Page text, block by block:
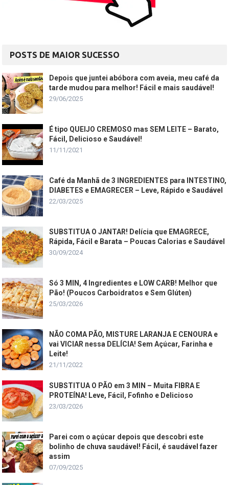
POSTS DE MAIOR SUCESSO
Depois que juntei abóbora com aveia, meu café da
tarde mudou para melhor! Fácil e mais saudável!
29/06/2025
É tipo QUEIJO CREMOSO mas SEM LEITE – Barato,
Fácil, Delicioso e Saudável!
11/11/2021
Café da Manhã de 3 INGREDIENTES para INTESTINO,
DIABETES e EMAGRECER – Leve, Rápido e Saudável
22/03/2025
SUBSTITUA O JANTAR! Delícia que EMAGRECE,
Rápida, Fácil e Barata – Poucas Calorias e Saudável
30/09/2024
Só 3 MIN, 4 Ingredientes e LOW CARB! Melhor que
Pão! (Poucos Carboidratos e Sem Glúten)
25/03/2026
NÃO COMA PÃO, MISTURE LARANJA E CENOURA e
vai VICIAR nessa DELÍCIA! Sem Açúcar, Farinha e
Leite!
21/11/2022
SUBSTITUA O PÃO em 3 MIN – Muita FIBRA E
PROTEÍNA! Leve, Fácil, Fofinho e Delicioso
23/03/2026
Parei com o açúcar depois que descobri este
bolinho de chuva saudável! Fácil, é saudável fazer
assim
07/09/2025